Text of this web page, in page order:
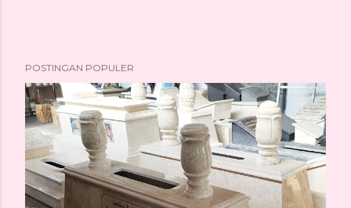
POSTINGAN POPULER